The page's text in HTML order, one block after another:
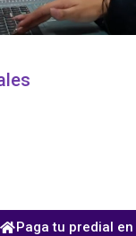
Paga tu predial en